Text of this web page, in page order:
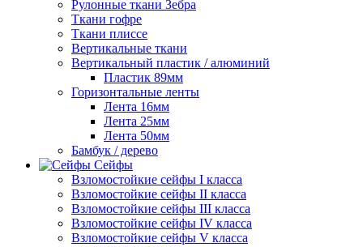
Рулонные ткани Зебра
Ткани гофре
Ткани плиссе
Вертикальные ткани
Вертикальный пластик / алюминий
Пластик 89мм
Горизонтальные ленты
Лента 16мм
Лента 25мм
Лента 50мм
Бамбук / дерево
Сейфы
Взломостойкие сейфы I класса
Взломостойкие сейфы II класса
Взломостойкие сейфы III класса
Взломостойкие сейфы IV класса
Взломостойкие сейфы V класса